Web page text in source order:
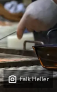
Falk Heller